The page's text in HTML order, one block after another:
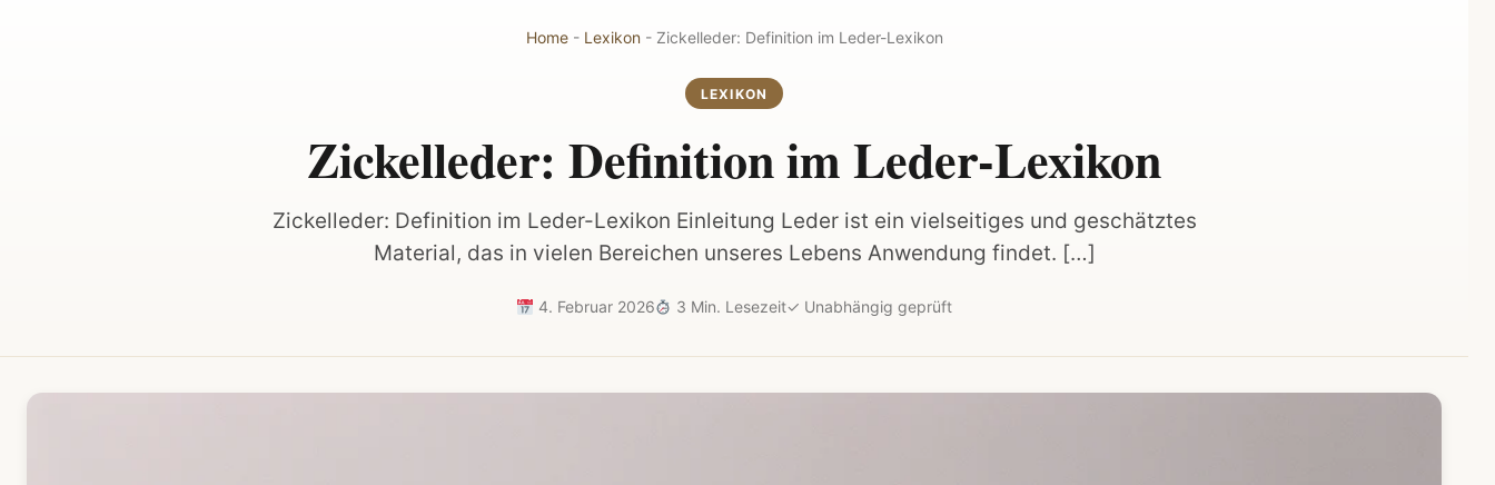
Home- Lexikon- Zickelleder: Definition im Leder-Lexikon
LEXIKON
Zickelleder: Definition im Leder-Lexikon
Zickelleder: Definition im Leder-Lexikon Einleitung Leder ist ein vielseitiges und geschätztes
Material, das in vielen Bereichen unseres Lebens Anwendung findet. […]
4. Februar 2026 3 Min. Lesezeit✓ Unabhängig geprüft